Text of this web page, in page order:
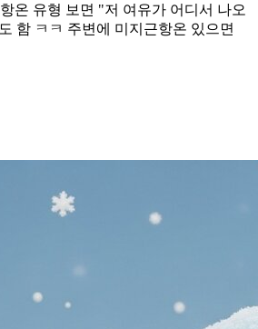
온 유형 보면 "저 여유가 어디서 나오
함 ㅋㅋ 주변에 미지근항온 있으면